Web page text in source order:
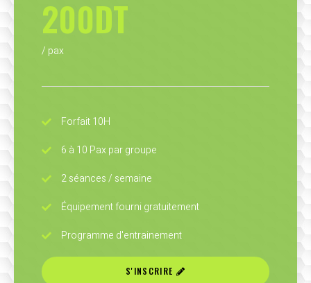
200DT
/ pax
Forfait 10H
6 à 10 Pax par groupe
2 séances / semaine
Équipement fourni gratuitement
Programme d'entrainement
S'INSCRIRE